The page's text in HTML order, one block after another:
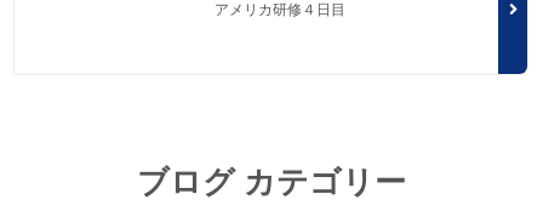
アメリカ研修４日目
ブログ カテゴリー